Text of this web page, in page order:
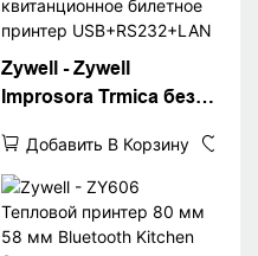
Zywell - Zywell
Improsora Trmica без
ZY606 Звуковое
напоминание о кухне
80 мм квитанционное
билетное принтер
Добавить В Корзину